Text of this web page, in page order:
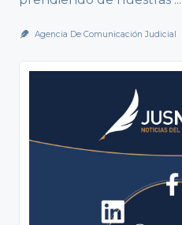
Agencia De Comunicación Judicial